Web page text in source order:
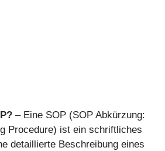
– Eine SOP (SOP Abkürzung:
Procedure) ist ein schriftliches
detaillierte Beschreibung eines